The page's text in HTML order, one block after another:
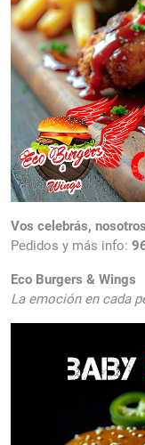
Vos celebrás,
Pedidos y más info:
Eco Burgers & Wings
La emoción en cada